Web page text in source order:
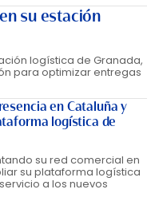
su estación
logística de Granada,
para optimizar entregas
en Cataluña y
logística de
su red comercial en
su plataforma logística
a los nuevos